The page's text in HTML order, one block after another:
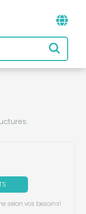
selon vos besoins!